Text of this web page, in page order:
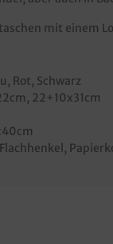
mit einem
, Rot , Schwarz
, 22+10x31cm
,